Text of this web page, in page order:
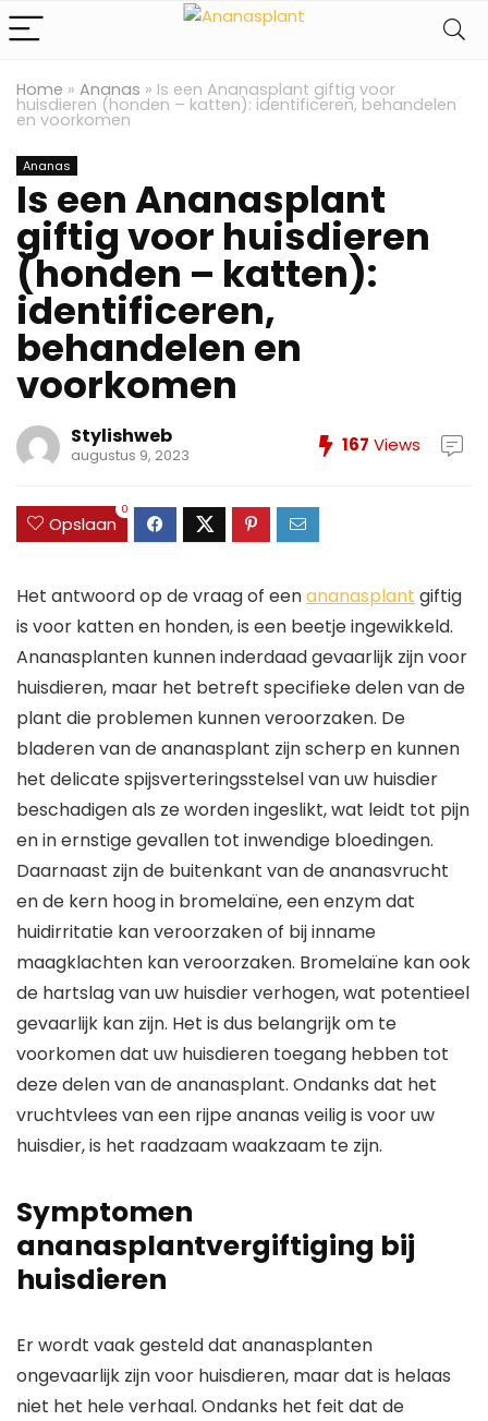
Home » Ananas » Is een Ananasplant giftig voor
huisdieren (honden – katten): identificeren, behandelen
en voorkomen
Ananas
Is een Ananasplant
giftig voor huisdieren
(honden – katten):
identificeren,
behandelen en
voorkomen
Stylishweb
augustus 9, 2023 167 Views
Opslaan
0
Het antwoord op de vraag of eenananasplant giftig
is voor katten en honden, is een beetje ingewikkeld.
Ananasplanten kunnen inderdaad gevaarlijk zijn voor
huisdieren, maar het betreft specifieke delen van de
plant die problemen kunnen veroorzaken. De
bladeren van de ananasplant zijn scherp en kunnen
het delicate spijsverteringsstelsel van uw huisdier
beschadigen als ze worden ingeslikt, wat leidt tot pijn
en in ernstige gevallen tot inwendige bloedingen.
Daarnaast zijn de buitenkant van de ananasvrucht
en de kern hoog in bromelaïne, een enzym dat
huidirritatie kan veroorzaken of bij inname
maagklachten kan veroorzaken. Bromelaïne kan ook
de hartslag van uw huisdier verhogen, wat potentieel
gevaarlijk kan zijn. Het is dus belangrijk om te
voorkomen dat uw huisdieren toegang hebben tot
deze delen van de ananasplant. Ondanks dat het
vruchtvlees van een rijpe ananas veilig is voor uw
huisdier, is het raadzaam waakzaam te zijn.
Symptomen
ananasplantvergiftiging bij
huisdieren
Er wordt vaak gesteld dat ananasplanten
ongevaarlijk zijn voor huisdieren, maar dat is helaas
niet het hele verhaal. Ondanks het feit dat de